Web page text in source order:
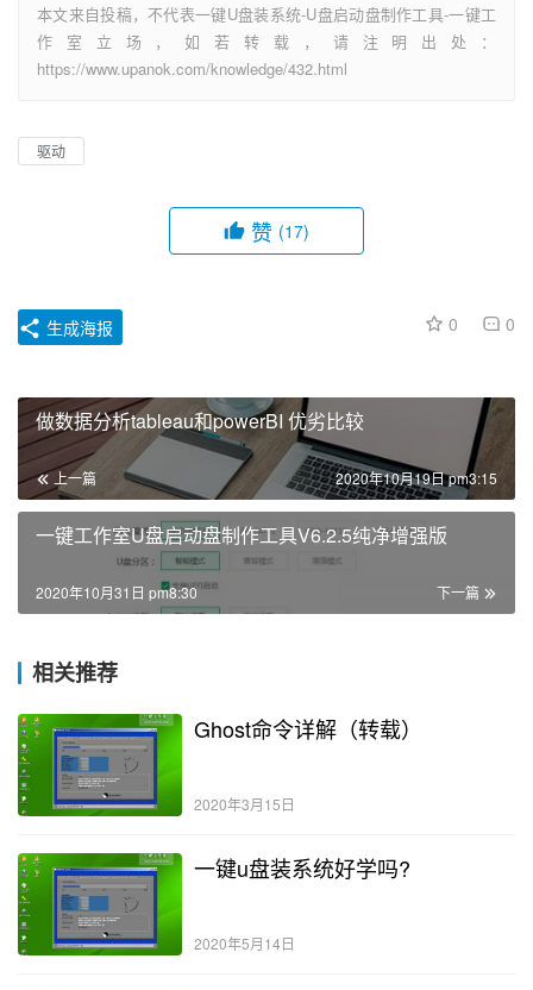
本文来自投稿，不代表一键U盘装系统-U盘启动盘制作工具-一键工
作室立场，如若转载，请注明出处：
https://www.upanok.com/knowledge/432.html
驱动
赞 (17)
0 0
生成海报
做数据分析tableau和powerBI 优劣比较
上一篇 2020年10月19日 pm3:15
一键工作室U盘启动盘制作工具V6.2.5纯净增强版
下一篇
2020年10月31日 pm8:30
相关推荐
Ghost命令详解（转载）
2020年3月15日
一键u盘装系统好学吗?
2020年5月14日